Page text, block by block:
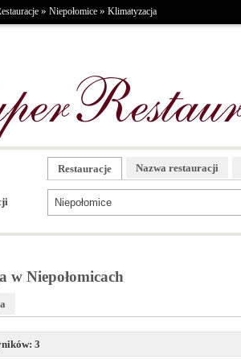
» Niepołomice » Klimatyzacja
Restauracje Nazwa restauracji
w Niepołomicach
3